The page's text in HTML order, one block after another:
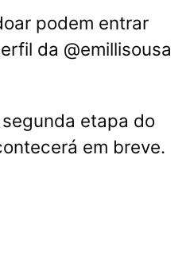
podem entrar
da @emillisousa
etapa do
em breve.